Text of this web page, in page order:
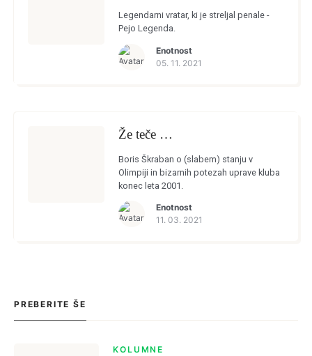
Legendarni vratar, ki je streljal penale -
Pejo Legenda.
Enotnost
05. 11. 2021
Že teče …
Boris Škraban o (slabem) stanju v
Olimpiji in bizarnih potezah uprave kluba
konec leta 2001.
Enotnost
11. 03. 2021
PREBERITE ŠE
KOLUMNE
Login